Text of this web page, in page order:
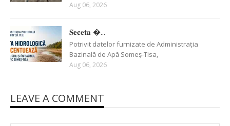
Aug 06, 2026
𝐒𝐞𝐜𝐞𝐭𝐚 �...
Potrivit datelor furnizate de Administrația
Bazinală de Apă Someș-Tisa,
Aug 06, 2026
LEAVE A COMMENT